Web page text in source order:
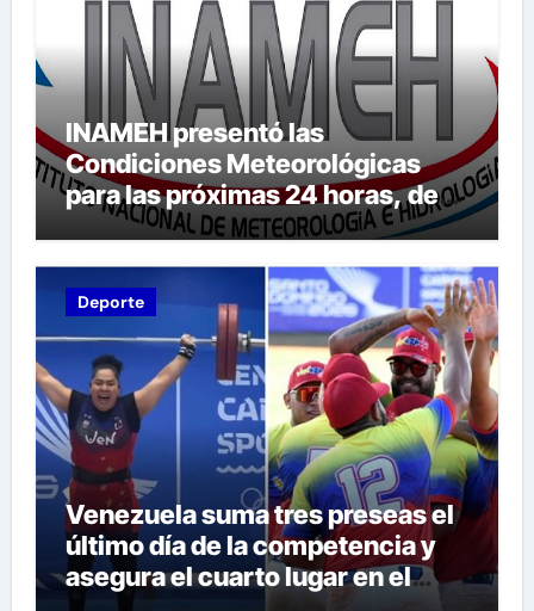
INAMEH presentó las
Condiciones Meteorológicas
para las próximas 24 horas, de
este domingo 9 de agosto 2026
Deporte
Venezuela suma tres preseas el
último día de la competencia y
asegura el cuarto lugar en el